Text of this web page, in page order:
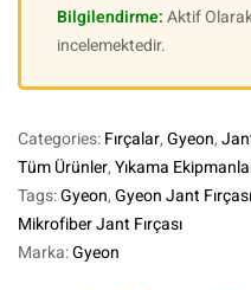
Bilgilendirme:Aktif
incelemektedir.
Categories:Fırçalar,Gyeon,
Tüm Ürünler,Yıkama
Tags:Gyeon,Gyeon Jant Fırçası
Mikrofiber Jant Fırçası
Marka:Gyeon